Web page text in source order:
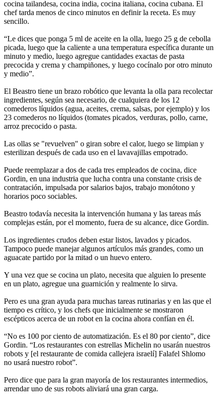
cocina tailandesa, cocina india, cocina italiana, cocina cubana. El
chef tarda menos de cinco minutos en definir la receta. Es muy
sencillo.
“Le dices que ponga 5 ml de aceite en la olla, luego 25 g de cebolla
picada, luego que la caliente a una temperatura específica durante un
minuto y medio, luego agregue cantidades exactas de pasta
precocida y crema y champiñones, y luego cocínalo por otro minuto
y medio”.
El Beastro tiene un brazo robótico que levanta la olla para recolectar
ingredientes, según sea necesario, de cualquiera de los 12
comederos líquidos (agua, aceites, crema, salsas, por ejemplo) y los
23 comederos no líquidos (tomates picados, verduras, pollo, carne,
arroz precocido o pasta.
Las ollas se "revuelven" o giran sobre el calor, luego se limpian y
esterilizan después de cada uso en el lavavajillas empotrado.
Puede reemplazar a dos de cada tres empleados de cocina, dice
Gordin, en una industria que lucha contra una constante crisis de
contratación, impulsada por salarios bajos, trabajo monótono y
horarios poco sociables.
Beastro todavía necesita la intervención humana y las tareas más
complejas están, por el momento, fuera de su alcance, dice Gordin.
Los ingredientes crudos deben estar listos, lavados y picados.
Tampoco puede manejar algunos artículos más grandes, como un
aguacate partido por la mitad o un huevo entero.
Y una vez que se cocina un plato, necesita que alguien lo presente
en un plato, agregue una guarnición y realmente lo sirva.
Pero es una gran ayuda para muchas tareas rutinarias y en las que el
tiempo es crítico, y los chefs que inicialmente se mostraron
escépticos acerca de un robot en la cocina ahora confían en él.
“No es 100 por ciento de automatización. Es el 80 por ciento”, dice
Gordin. “Los restaurantes con estrellas Michelin no usarán nuestros
robots y [el restaurante de comida callejera israelí] Falafel Shlomo
no usará nuestro robot”.
Pero dice que para la gran mayoría de los restaurantes intermedios,
arrendar uno de sus robots aliviará una gran carga.